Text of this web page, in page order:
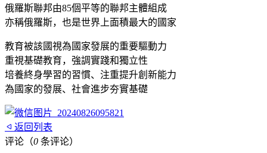
俄羅斯聯邦由85個平等的聯邦主體組成
亦稱俄羅斯，也是世界上面積最大的國家
教育被該國視為國家發展的重要驅動力
重視基礎教育，強調實踐和獨立性
培養終身學習的習慣、注重提升創新能力
為國家的發展、社會進步夯實基礎
返回列表
评论（0 条评论）